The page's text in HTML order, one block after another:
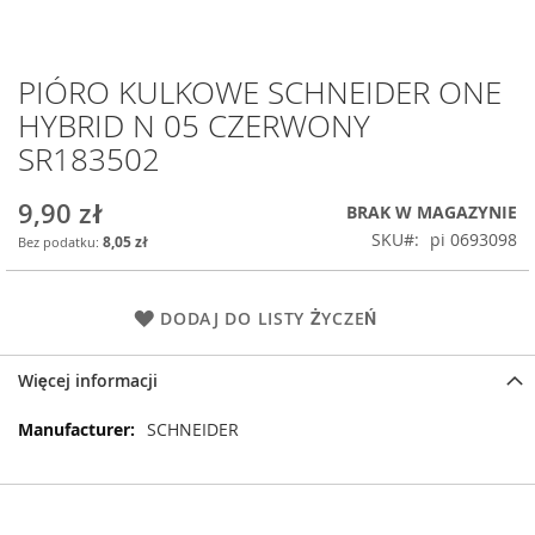
Przejdź
na
początek
galerii
PIÓRO KULKOWE SCHNEIDER ONE
HYBRID N 05 CZERWONY
SR183502
9,90 zł
8,05 zł
BRAK W MAGAZYNIE
SKU
pi 0693098
DODAJ DO LISTY ŻYCZEŃ
Więcej informacji
Więcej
SCHNEIDER